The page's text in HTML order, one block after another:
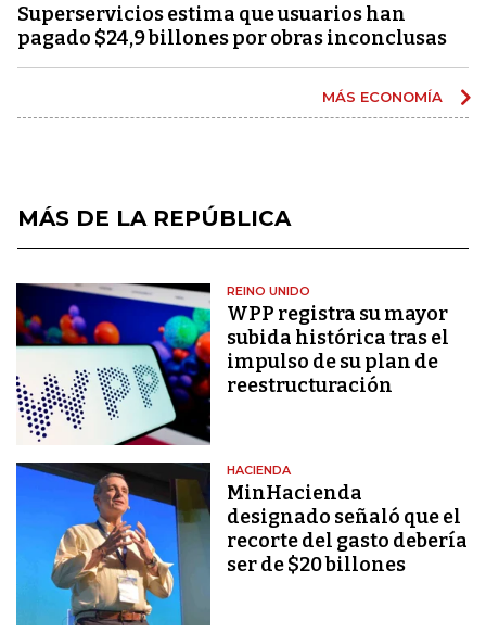
Superservicios estima que usuarios han
pagado $24,9 billones por obras inconclusas
MÁS ECONOMÍA
MÁS DE LA REPÚBLICA
REINO UNIDO
WPP registra su mayor
subida histórica tras el
impulso de su plan de
reestructuración
HACIENDA
MinHacienda
designado señaló que el
recorte del gasto debería
ser de $20 billones